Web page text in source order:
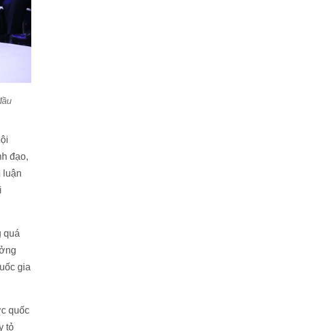
đạo,
luận
quá
gia
quốc
tỏ